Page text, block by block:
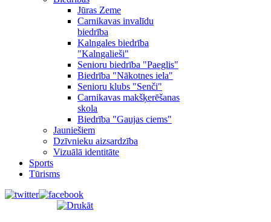
Jūras Zeme
Carnikavas invalīdu
biedrība
Kalngales biedrība
"Kalngalieši"
Senioru biedrība "Paeglis"
Biedrība "Nākotnes iela"
Senioru klubs "Senči"
Carnikavas makšķerēšanas
skola
Biedrība "Gaujas ciems"
Jauniešiem
Dzīvnieku aizsardzība
Vizuālā identitāte
Sports
Tūrisms